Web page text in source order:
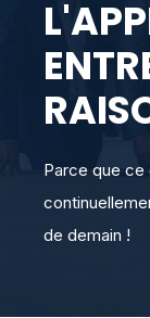
Parce que
de demain !